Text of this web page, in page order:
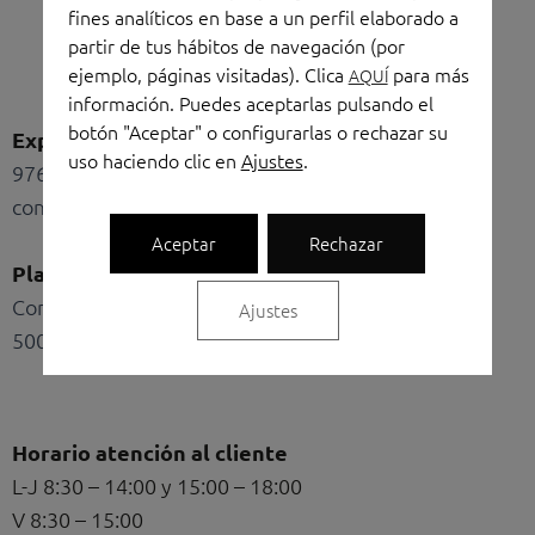
LinkedinInstagram
Facebook
Shopping-
bag
Shopping-
cart
Exposición y oficinas
976 436 211
comercial@torresoficinas.com
Plaza del Portillo
Conde Aranda 124
50003 Zaragoza
Horario atención al cliente
L-J 8:30 – 14:00 y 15:00 – 18:00
V 8:30 – 15:00
fines analíticos en base a un perfil elaborado a
partir de tus hábitos de navegación (por
ejemplo, páginas visitadas). Clica AQUÍpara más
información. Puedes aceptarlas pulsando el
botón "Aceptar" o configurarlas o rechazar su
uso haciendo clic en Ajustes.
Aceptar Rechazar
Ajustes